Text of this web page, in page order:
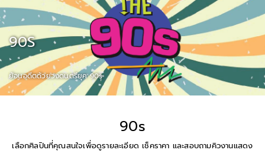
90S
ย้อนอดีตด้วยวงดนตรียุค 90s
90s
เลือกศิลปินที่คุณสนใจเพื่อดูรายละเอียด เช็คราคา และสอบถามคิวงานแสดง